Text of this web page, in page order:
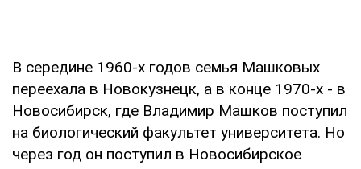
В середине 1960-х годов семья Машковых
переехала в Новокузнецк, а в конце 1970-х - в
Новосибирск, где Владимир Машков поступил
на биологический факультет университета. Но
через год он поступил в Новосибирское